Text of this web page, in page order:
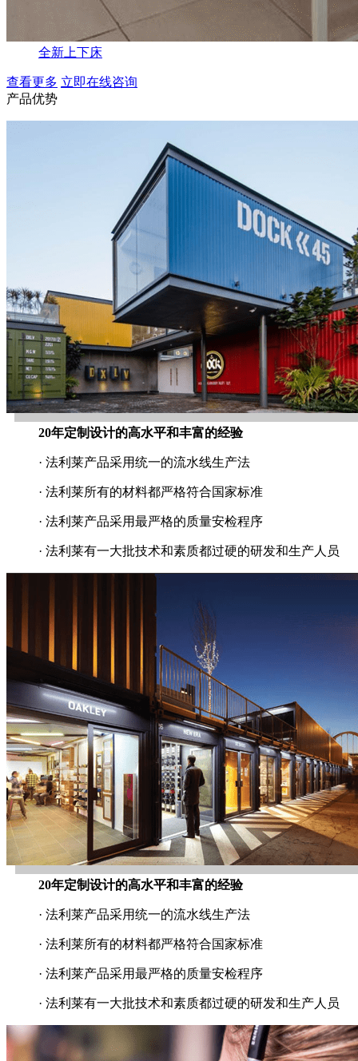
全新上下床
查看更多 立即在线咨询
产品优势
20年定制设计的高水平和丰富的经验
· 法利莱产品采用统一的流水线生产法
· 法利莱所有的材料都严格符合国家标准
· 法利莱产品采用最严格的质量安检程序
· 法利莱有一大批技术和素质都过硬的研发和生产人员
20年定制设计的高水平和丰富的经验
· 法利莱产品采用统一的流水线生产法
· 法利莱所有的材料都严格符合国家标准
· 法利莱产品采用最严格的质量安检程序
· 法利莱有一大批技术和素质都过硬的研发和生产人员